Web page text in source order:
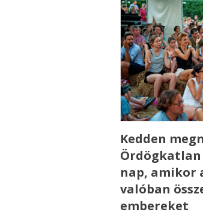
Kedden
Ördögkatlan
nap, amikor
valóban
embereket